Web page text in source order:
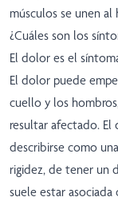
músculos se unen
¿Cuáles son los
El dolor es el
El dolor puede
cuello y los
resultar afectado.
describirse como
rigidez, de tener un
suele estar